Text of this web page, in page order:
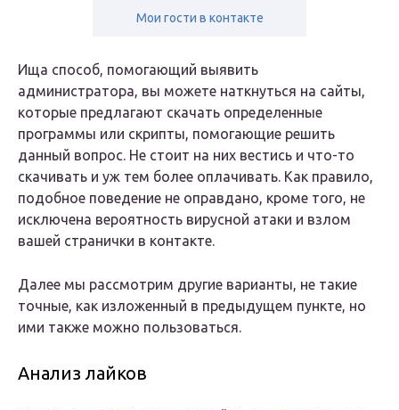
Мои гости в контакте
Ища способ, помогающий выявить
администратора, вы можете наткнуться на сайты,
которые предлагают скачать определенные
программы или скрипты, помогающие решить
данный вопрос. Не стоит на них вестись и что-то
скачивать и уж тем более оплачивать. Как правило,
подобное поведение не оправдано, кроме того, не
исключена вероятность вирусной атаки и взлом
вашей странички в контакте.
Далее мы рассмотрим другие варианты, не такие
точные, как изложенный в предыдущем пункте, но
ими также можно пользоваться.
Анализ лайков